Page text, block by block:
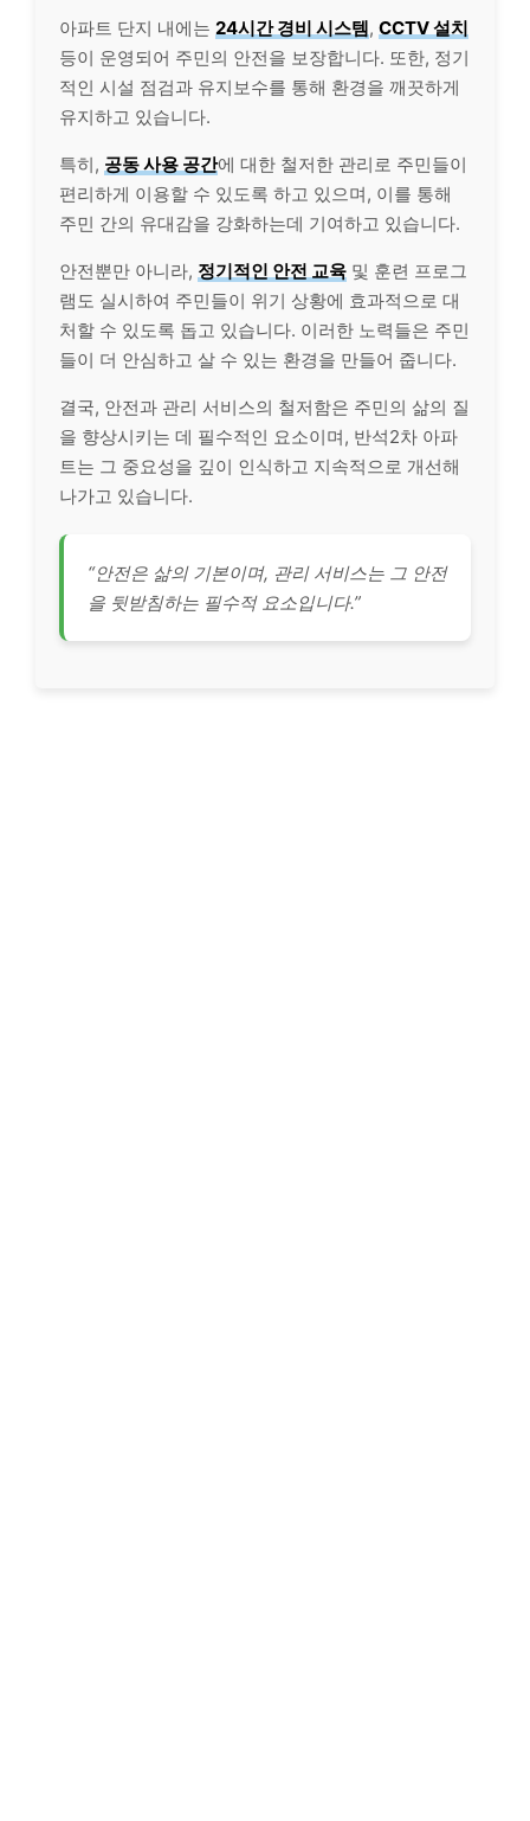
아파트 단지 내에는 24시간 경비 시스템, CCTV 설치
등이 운영되어 주민의 안전을 보장합니다. 또한, 정기
적인 시설 점검과 유지보수를 통해 환경을 깨끗하게
유지하고 있습니다.
특히, 공동 사용 공간에 대한 철저한 관리로 주민들이
편리하게 이용할 수 있도록 하고 있으며, 이를 통해
주민 간의 유대감을 강화하는데 기여하고 있습니다.
안전뿐만 아니라, 정기적인 안전 교육 및 훈련 프로그
램도 실시하여 주민들이 위기 상황에 효과적으로 대
처할 수 있도록 돕고 있습니다. 이러한 노력들은 주민
들이 더 안심하고 살 수 있는 환경을 만들어 줍니다.
결국, 안전과 관리 서비스의 철저함은 주민의 삶의 질
을 향상시키는 데 필수적인 요소이며, 반석2차 아파
트는 그 중요성을 깊이 인식하고 지속적으로 개선해
나가고 있습니다.
“안전은 삶의 기본이며, 관리 서비스는 그 안전
을 뒷받침하는 필수적 요소입니다.”